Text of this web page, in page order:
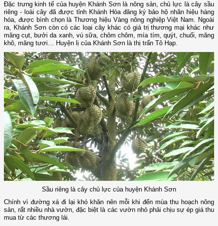
Đặc trưng kinh tế của huyện Khánh Sơn là nông sản, chủ lực là cây sầu
riêng - loài cây đã được tỉnh Khánh Hòa đăng ký bảo hộ nhãn hiệu hàng
hóa, được bình chọn là Thương hiệu Vàng nông nghiệp Việt Nam. Ngoài
ra, Khánh Sơn còn có các loại cây khác có giá trị thương mại khác như
măng cụt, bưởi da xanh, vú sữa, chôm chôm, mía tím, quýt, chuối, măng
khô, măng tươi… Huyện lị của Khánh Sơn là thị trấn Tô Hạp.
Sầu riêng là cây chủ lực của huyện Khánh Sơn
Chính vì đường xá đi lại khó khăn nên mỗi khi đến mùa thu hoạch nông
sản, rất nhiều nhà vườn, đặc biệt là các vườn nhỏ phải chịu sự ép giá thu
mua từ các thương lái.